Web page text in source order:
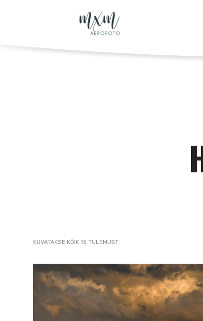
Aero
2007
droonilt,
KUVATAKSE KÕIK 15 TULEMUSTSORTED
LATEST